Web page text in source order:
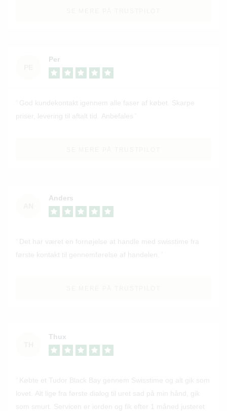
Per
God kundekontakt igennem alle faser af købet. Skarpe
priser, levering til aftalt tid. Anbefales
Anders
Det har været en fornøjelse at handle med swisstime fra
første kontakt til gennemførelse af handelen.
Thux
Købte et Tudor Black Bay gennem Swisstime og alt gik som
lovet. Alt lige fra første dialog til uret sad på min hånd, gik
som smurt. Servicen er iorden og fik efter 1 måned justeret